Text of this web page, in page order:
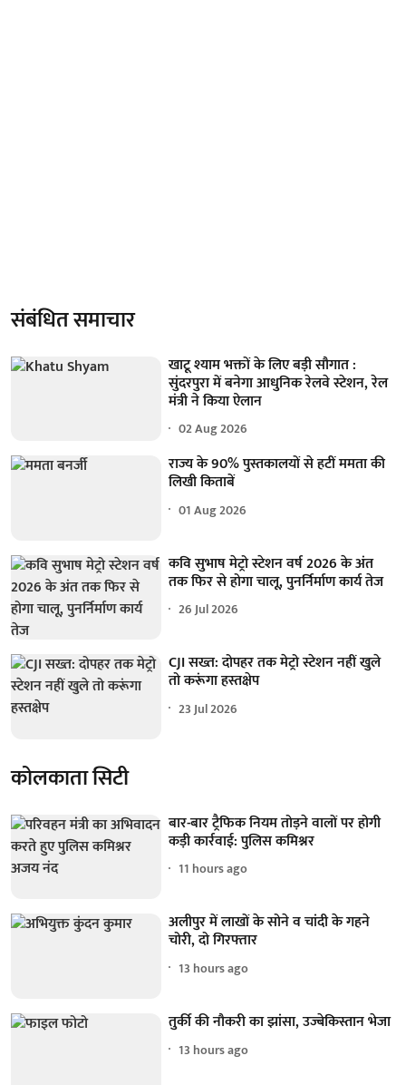
संबंधित समाचार
खाटू श्याम भक्तों के लिए बड़ी सौगात :
सुंदरपुरा में बनेगा आधुनिक रेलवे स्टेशन, रेल
मंत्री ने किया ऐलान
02 Aug 2026
राज्य के 90% पुस्तकालयों से हटीं ममता की
लिखी किताबें
01 Aug 2026
कवि सुभाष मेट्रो स्टेशन वर्ष 2026 के अंत
तक फिर से होगा चालू, पुनर्निर्माण कार्य तेज
26 Jul 2026
CJI सख्त: दोपहर तक मेट्रो स्टेशन नहीं खुले
तो करूंगा हस्तक्षेप
23 Jul 2026
कोलकाता सिटी
बार-बार ट्रैफिक नियम तोड़ने वालों पर होगी
कड़ी कार्रवाई: पुलिस कमिश्नर
11 hours ago
अलीपुर में लाखों के सोने व चांदी के गहने
चोरी, दो गिरफ्तार
13 hours ago
तुर्की की नौकरी का झांसा, उज्बेकिस्तान भेजा
13 hours ago